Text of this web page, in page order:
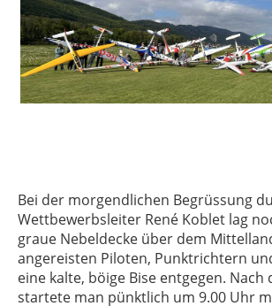
Bei der morgendlichen Begrüssung
Wettbewerbsleiter René Koblet lag
graue Nebeldecke über dem
angereisten Piloten, Punktrichtern
eine kalte, böige Bise entgegen. Nach
startete man pünktlich um 9.00 Uhr